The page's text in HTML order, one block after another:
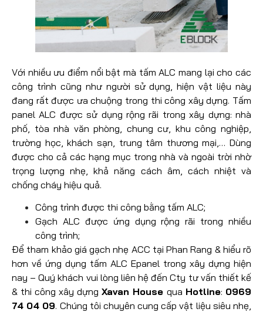
Với nhiều ưu điểm nổi bật mà tấm ALC mang lại cho các
công trình cũng như người sử dụng, hiện vật liệu này
đang rất được ưa chuộng trong thi công xây dựng. Tấm
panel ALC được sử dụng rộng rãi trong xây dựng: nhà
phố, tòa nhà văn phòng, chung cư, khu công nghiệp,
trường học, khách sạn, trung tâm thương mại,… Dùng
được cho cả các hạng mục trong nhà và ngoài trời nhờ
trọng lượng nhẹ, khả năng cách âm, cách nhiệt và
chống cháy hiệu quả.
Công trình được thi công bằng tấm ALC;
Gạch ALC được ứng dụng rộng rãi trong nhiều
công trình;
Để tham khảo giá gạch nhẹ ACC tại Phan Rang & hiểu rõ
hơn về ứng dụng tấm ALC Epanel trong xây dựng hiện
nay – Quý khách vui lòng liên hệ đến Cty tư vấn thiết kế
& thi công xây dựng Xavan House qua Hotline: 0969
74 04 09. Chúng tôi chuyên cung cấp vật liệu siêu nhẹ,